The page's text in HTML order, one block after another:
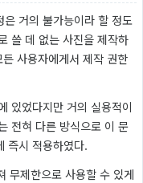
거의 불가능이라 할 정도
쓸 데 없는 사진을 제작하
든 사용자에게서 제작 권한
있었다지만 거의 실용적이
전혀 다른 방식으로 이 문
즉시 적용하였다.
무제한으로 사용할 수 있게